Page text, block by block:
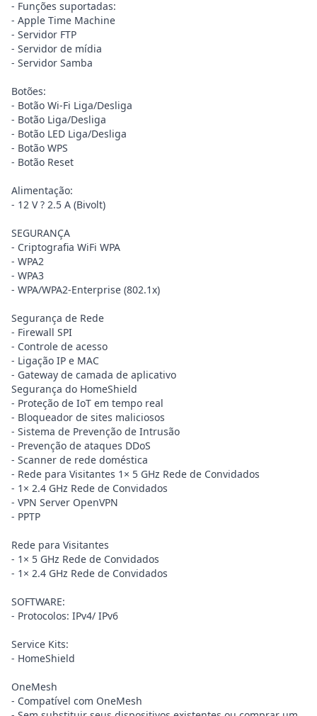
- Funções suportadas:
- Apple Time Machine
- Servidor FTP
- Servidor de mídia
- Servidor Samba
Botões:
- Botão Wi-Fi Liga/Desliga
- Botão Liga/Desliga
- Botão LED Liga/Desliga
- Botão WPS
- Botão Reset
Alimentação:
- 12 V ? 2.5 A (Bivolt)
SEGURANÇA
- Criptografia WiFi WPA
- WPA2
- WPA3
- WPA/WPA2-Enterprise (802.1x)
Segurança de Rede
- Firewall SPI
- Controle de acesso
- Ligação IP e MAC
- Gateway de camada de aplicativo
Segurança do HomeShield
- Proteção de IoT em tempo real
- Bloqueador de sites maliciosos
- Sistema de Prevenção de Intrusão
- Prevenção de ataques DDoS
- Scanner de rede doméstica
- Rede para Visitantes 1× 5 GHz Rede de Convidados
- 1× 2.4 GHz Rede de Convidados
- VPN Server OpenVPN
- PPTP
Rede para Visitantes
- 1× 5 GHz Rede de Convidados
- 1× 2.4 GHz Rede de Convidados
SOFTWARE:
- Protocolos: IPv4/ IPv6
Service Kits:
- HomeShield
OneMesh
- Compatível com OneMesh